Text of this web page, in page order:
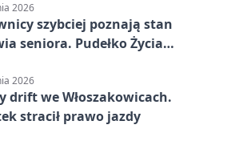
2026
szybciej poznają stan
seniora. Pudełko Życia
2026
drift we Włoszakowicach.
stracił prawo jazdy